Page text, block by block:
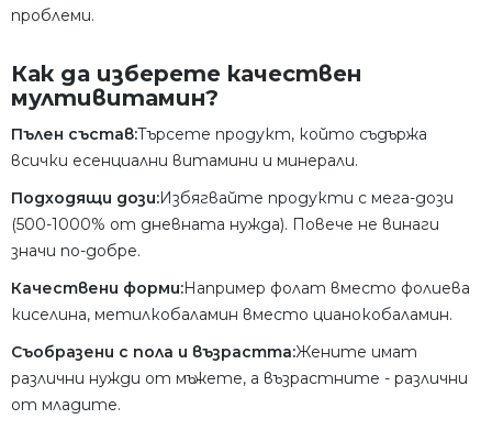
проблеми.
Как да изберете качествен
мултивитамин?
Пълен състав:Търсете продукт, който съдържа
всички есенциални витамини и минерали.
Подходящи дози:Избягвайте продукти с мега-дози
(500-1000% от дневната нужда). Повече не винаги
значи по-добре.
Качествени форми:Например фолат вместо фолиева
киселина, метилкобаламин вместо цианокобаламин.
Съобразени с пола и възрастта:Жените имат
различни нужди от мъжете, а възрастните - различни
от младите.